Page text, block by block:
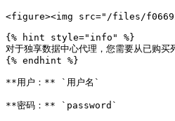
<figure><img src="/files/
{% hint style="info" %}
对于独享数据中心代理，您需要从已
{% endhint %}
**用户：** `用户名`
**密码：** `password`